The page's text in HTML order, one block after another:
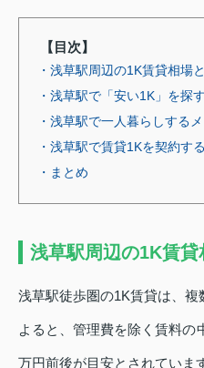
【目次】
・浅草駅周辺の1K賃貸相場
・浅草駅で「安い1K」を探
・浅草駅で一人暮らしする
・浅草駅で賃貸1Kを契約す
・まとめ
浅草駅周辺の1K賃
浅草駅徒歩圏の1K賃貸は、
よると、管理費を除く賃料の
万円前後が目安とされていま